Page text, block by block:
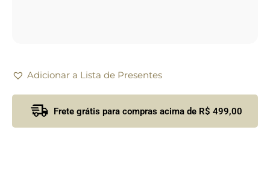
Adicionar a Lista de Presentes
Frete grátis para compras acima de R$ 499,00